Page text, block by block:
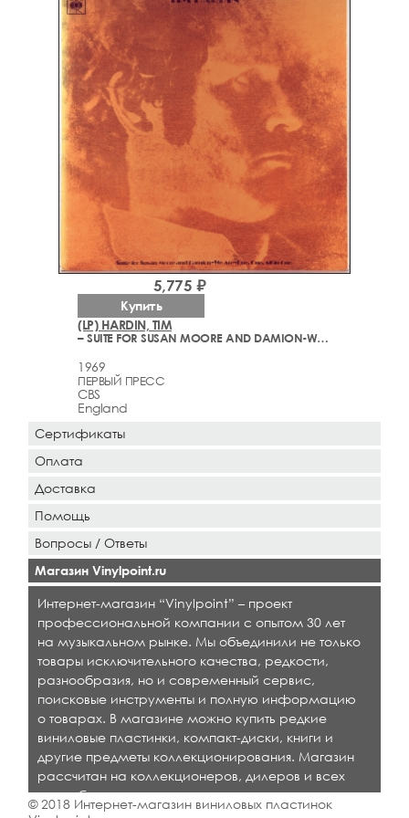
(LP) HARDIN, TIM
– SUITE FOR SUSAN MOORE AND DAMION-WE ARE-ONE, ONE, ALL IN ONE
1969
ПЕРВЫЙ ПРЕСС
CBS
England
5,775 ₽
Купить
Сертификаты
Оплата
Доставка
Помощь
Вопросы / Ответы
Магазин Vinylpoint.ru
Интернет-магазин “Vinylpoint” – проект
профессиональной компании с опытом 30 лет
на музыкальном рынке. Мы объединили не только
товары исключительного качества, редкости,
разнообразия, но и современный сервис,
поисковые инструменты и полную информацию
о товарах. В магазине можно купить редкие
виниловые пластинки, компакт-диски, книги и
другие предметы коллекционирования. Магазин
рассчитан на коллекционеров, дилеров и всех
кто любит качественную музыку.
© 2018 Интернет-магазин виниловых пластинок